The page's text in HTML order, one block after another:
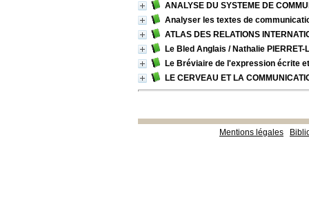
ANALYSE DU SYSTEME DE
Analyser les textes de
ATLAS DES RELATIONS
Le Bled Anglais / Nathalie
Le Bréviaire de l'expression écrite
LE CERVEAU ET LA
Mentions légales